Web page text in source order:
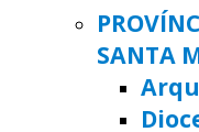
SANTA